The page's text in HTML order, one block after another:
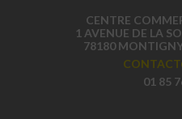
CENTRE
1 AVENUE DE LA
78180
01 85